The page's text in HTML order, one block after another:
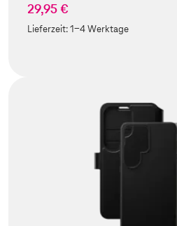
29,95 €
Lieferzeit:1-4 Werktage